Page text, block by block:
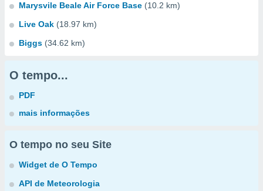
Marysvile Beale Air Force Base (10.2 km)
Live Oak (18.97 km)
Biggs (34.62 km)
O tempo...
PDF
mais informações
O tempo no seu Site
Widget de O Tempo
API de Meteorologia